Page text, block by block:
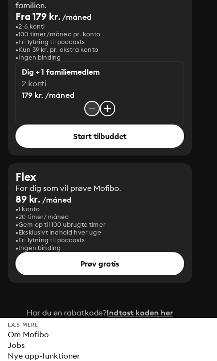
familien.
Fra 179 kr./måned
2-6 konti
100 timer/måned pr. konto
Fri lytning til podcasts
Kun 39 kr. pr. ekstra konto
Ingen binding
Dig + 1 familiemedlem
2 konti
179 kr. /måned
Start tilbuddet
Flex
For dig som vil prøve Mofibo.
89 kr. /måned
1 konto
20 timer/måned
Gem op til 100 ubrugte timer
Eksklusivt indhold hver uge
Fri lytning til podcasts
Ingen binding
Prøv gratis
Har du en rabatkode?Indtast koden her
LÆS MERE
Om Mofibo
Jobs
Nye app-funktioner